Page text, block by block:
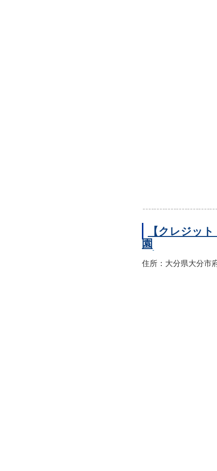
【クレジッ
園
住所：大分県大分市